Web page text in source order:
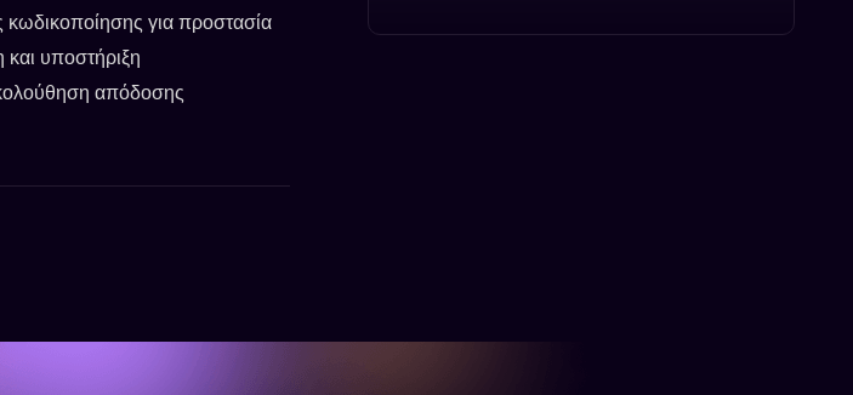
κωδικοποίησης για προστασία
υποστήριξη
απόδοσης